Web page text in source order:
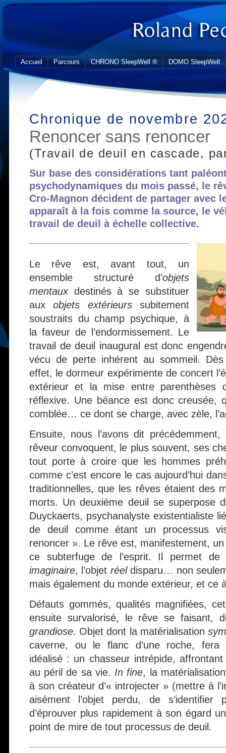
Accueil Parcours CHRONO SleepWell ® DOMO SleepWell
Chronique de novembre
Renoncer sans renoncer
(Travail de deuil en cascade,
Sur base des considérations tant
psychodynamiques du mois passé, le
Cro-Magnon décident de partager avec
apparaît à la fois comme la source, le
travail de deuil à échelle collective.
Le rêve est, avant tout, un
ensemble structuré d’objets
mentauxdestinés à se substituer
auxobjets extérieurssubitement
soustraits du champ psychique, à
la faveur de l’endormissement. Le
travail de deuil inaugural est donc
vécu de perte inhérent au sommeil. Dès
effet, le dormeur expérimente de concert
extérieur et la mise entre parenthèses
réflexive. Une béance est donc creusée,
comblée… ce dont se charge, avec zèle,
Ensuite, nous l’avons dit
rêveur convoquent, le plus souvent, ses
tout porte à croire que les hommes
comme c’est encore le cas aujourd’hui
traditionnelles, que les rêves étaient des
morts. Un deuxième deuil se superpose
Duyckaerts, psychanalyste existentialiste
de deuil comme étant un processus
renoncer ». Le rêve est, manifestement,
ce subterfuge de l’esprit. Il permet de
imaginaire, l’objet réeldisparu… non
mais également du monde extérieur, et ce
Défauts gommés, qualités magnifiées,
ensuite survalorisé, le rêve se faisant,
grandiose. Objet dont la matérialisation
caverne, ou le flanc d’une roche, fera
idéalisé : un chasseur intrépide,
au péril de sa vie. In fine, la
à son créateur d’« introjecter » (mettre à
aisément l’objet perdu, de
d’éprouver plus rapidement à son égard
point de mire de tout processus de deuil.